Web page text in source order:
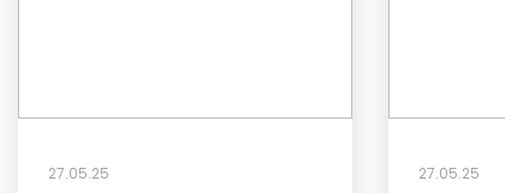
27.05.25 27.05.25